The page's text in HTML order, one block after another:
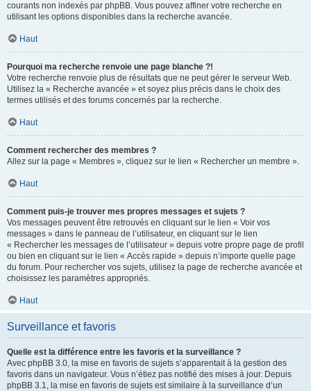
courants non indexés par phpBB. Vous pouvez affiner votre recherche en
utilisant les options disponibles dans la recherche avancée.
Haut
Pourquoi ma recherche renvoie une page blanche ?!
Votre recherche renvoie plus de résultats que ne peut gérer le serveur Web.
Utilisez la « Recherche avancée » et soyez plus précis dans le choix des
termes utilisés et des forums concernés par la recherche.
Haut
Comment rechercher des membres ?
Allez sur la page « Membres », cliquez sur le lien « Rechercher un membre ».
Haut
Comment puis-je trouver mes propres messages et sujets ?
Vos messages peuvent être retrouvés en cliquant sur le lien « Voir vos
messages » dans le panneau de l’utilisateur, en cliquant sur le lien
« Rechercher les messages de l’utilisateur » depuis votre propre page de profil
ou bien en cliquant sur le lien « Accès rapide » depuis n’importe quelle page
du forum. Pour rechercher vos sujets, utilisez la page de recherche avancée et
choisissez les paramètres appropriés.
Haut
Surveillance et favoris
Quelle est la différence entre les favoris et la surveillance ?
Avec phpBB 3.0, la mise en favoris de sujets s’apparentait à la gestion des
favoris dans un navigateur. Vous n’étiez pas notifié des mises à jour. Depuis
phpBB 3.1, la mise en favoris de sujets est similaire à la surveillance d’un